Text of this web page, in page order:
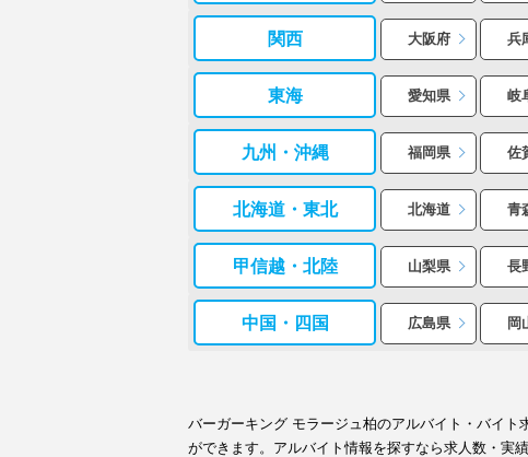
関西 大阪府 兵
東海 愛知県 岐
九州・沖縄 福岡県 佐
北海道・東北 北海道 青
甲信越・北陸 山梨県 長
中国・四国 広島県 岡
バーガーキング モラージュ柏のアルバイト・バイ
ができます。アルバイト情報を探すなら求人数・実